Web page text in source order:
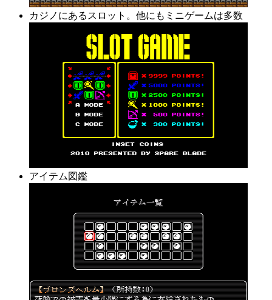
カジノにあるスロット。他にもミニゲームは多数
アイテム図鑑